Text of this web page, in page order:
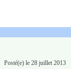
Posté(e) le 28 juillet 2013